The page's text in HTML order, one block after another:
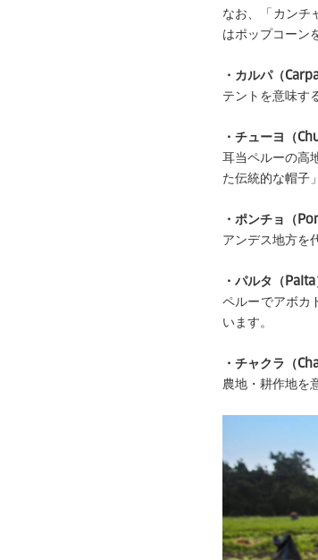
なお、「カンチ
はポップコーン
・カルパ（Carpa
テントを意味す
・チューヨ（
耳当ペルーの高
た伝統的な帽子
・ポンチョ（
アンデス地方を
・パルタ（Palta
ペルーでアボカ
います。
・チャクラ（
農地・耕作地を